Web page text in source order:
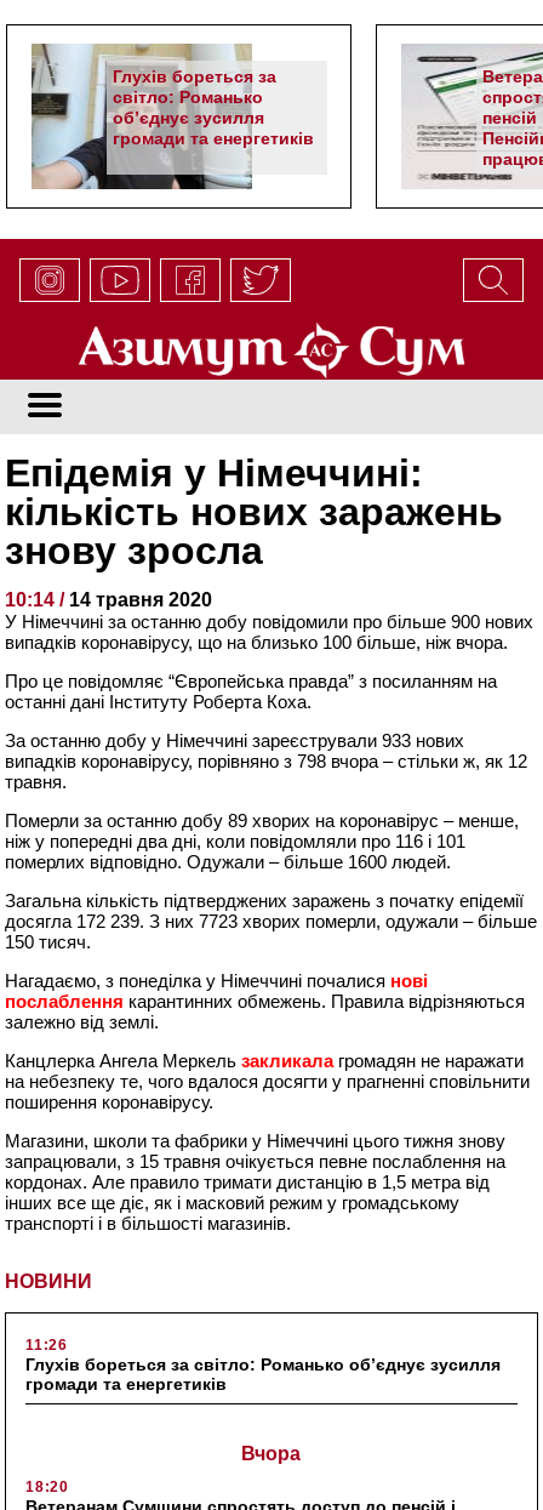
Глухів бореться за
світло: Романько
об’єднує зусилля
громади та енергетиків
НОВИНИ
11:26
Глухів бореться за світло: Романько об’єднує зусилля
громади та енергетиків
Вчора
18:20
Ветеранам Сумщини спростять доступ до пенсій і
Епідемія у Німеччині:
кількість нових заражень
знову зросла
10:14 / 14 травня 2020
У Німеччині за останню добу повідомили про більше 900 нових
випадків коронавірусу, що на близько 100 більше, ніж вчора.
Про це повідомляє “Європейська правда” з посиланням на
останні дані Інституту Роберта Коха.
За останню добу у Німеччині зареєстрували 933 нових
випадків коронавірусу, порівняно з 798 вчора – стільки ж, як 12
травня.
Померли за останню добу 89 хворих на коронавірус – менше,
ніж у попередні два дні, коли повідомляли про 116 і 101
померлих відповідно. Одужали – більше 1600 людей.
Загальна кількість підтверджених заражень з початку епідемії
досягла 172 239. З них 7723 хворих померли, одужали – більше
150 тисяч.
Нагадаємо, з понеділка у Німеччині почалися нові
послаблення карантинних обмежень. Правила відрізняються
залежно від землі.
Канцлерка Ангела Меркель закликала громадян не наражати
на небезпеку те, чого вдалося досягти у прагненні сповільнити
поширення коронавірусу.
Магазини, школи та фабрики у Німеччині цього тижня знову
запрацювали, з 15 травня очікується певне послаблення на
кордонах. Але правило тримати дистанцію в 1,5 метра від
інших все ще діє, як і масковий режим у громадському
транспорті і в більшості магазинів.